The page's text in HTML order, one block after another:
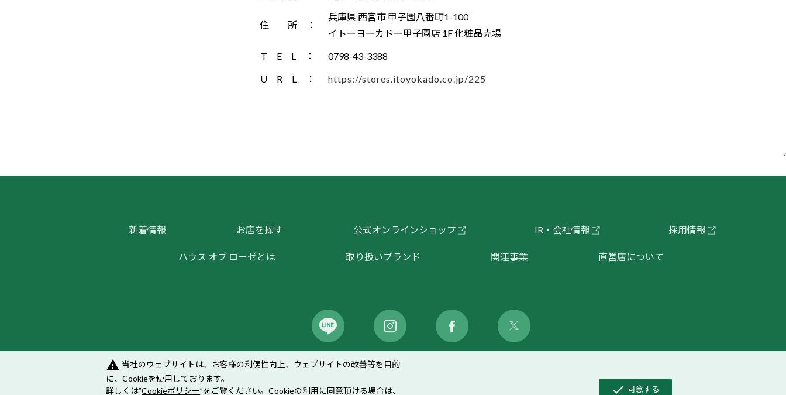
住 所 ：
兵庫県 西宮市 甲子園八番町1-100
イトーヨーカドー甲子園店 1F 化粧品売場
T E L ： 0798-43-3388
U R L ： https://stores.itoyokado.co.jp/225
新着情報 お店を探す 公式オンラインショップ IR・会社情報 採用情報
ハウス オブ ローゼとは 取り扱いブランド 関連事業 直営店について
メンバーズシステムのご案内 ｜ プライバシーポリシー ｜ ソーシャルメディアポリシー
warning 当社のウェブサイトは、お客様の利便性向上、ウェブサイトの改善等を目的
に、Cookieを使用しております。
詳しくは”Cookieポリシー”をご覧ください。Cookieの利用に同意頂ける場合は、 check 同意する